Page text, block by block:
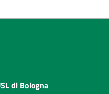
di Bologna